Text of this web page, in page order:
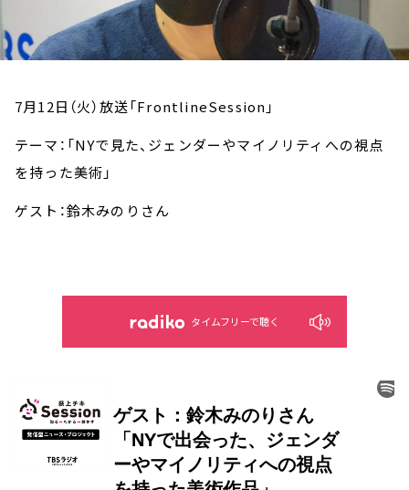
7月12日（火）放送「FrontlineSession」
テーマ：「NYで見た、ジェンダーやマイノリティへの視点
を持った美術」
ゲスト：鈴木みのりさん
タイムフリーで聴く